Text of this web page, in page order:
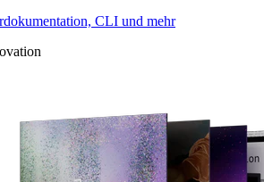
CLI und mehr